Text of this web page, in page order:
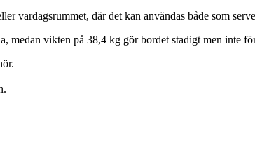
vardagsrummet, där det kan användas både som
medan vikten på 38,4 kg gör bordet stadigt men inte